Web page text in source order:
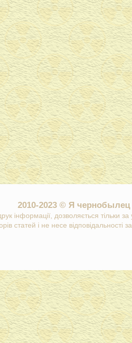
2010-2023 © Я чернобылец
інформації, дозволяється тільки
статей і не несе відповідальності